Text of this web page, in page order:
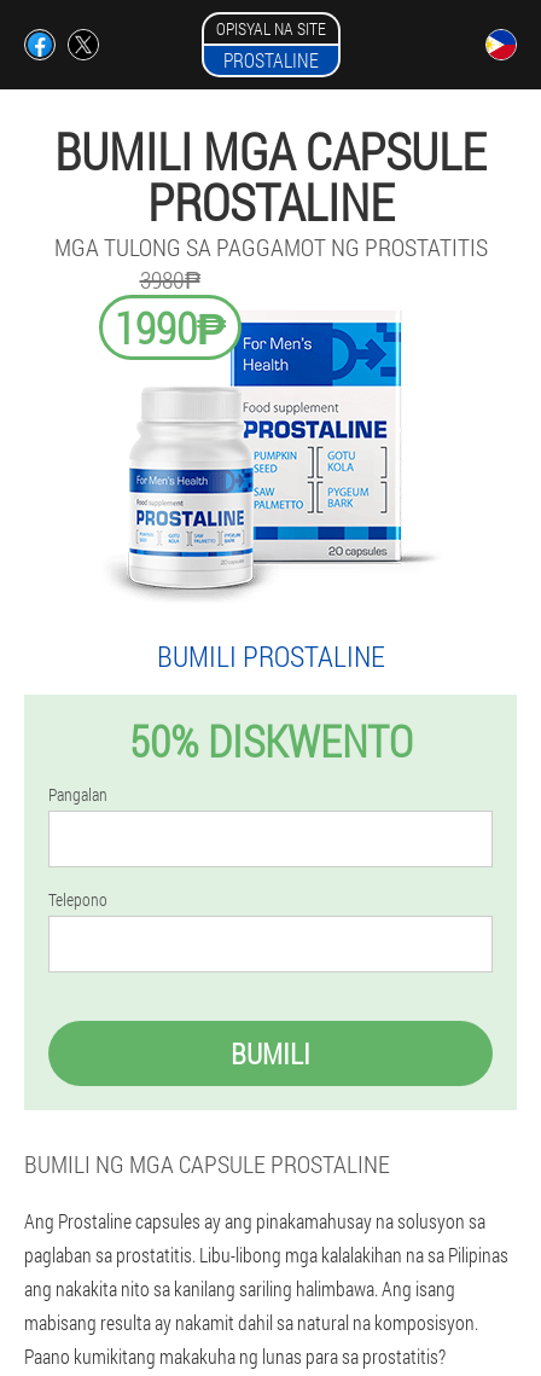
OPISYAL NA SITE
PROSTALINE
BUMILI MGA CAPSULE
PROSTALINE
MGA TULONG SA PAGGAMOT NG PROSTATITIS
3980₱
1990₱
BUMILI PROSTALINE
50% DISKWENTO
Pangalan
Telepono
BUMILI
BUMILI NG MGA CAPSULE PROSTALINE
Ang Prostaline capsules ay ang pinakamahusay na solusyon sa
paglaban sa prostatitis. Libu-libong mga kalalakihan na sa Pilipinas
ang nakakita nito sa kanilang sariling halimbawa. Ang isang
mabisang resulta ay nakamit dahil sa natural na komposisyon.
Paano kumikitang makakuha ng lunas para sa prostatitis?